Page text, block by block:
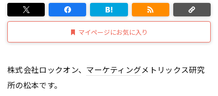
マイページにお気に入り
株式会社ロックオン、 マーケティングメトリックス研究
所の松本です。